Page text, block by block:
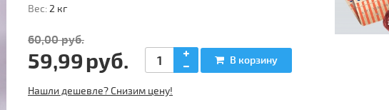
Вес: 2 кг
60,00 руб.
59,99руб. В корзину
Нашли дешевле? Снизим цену!